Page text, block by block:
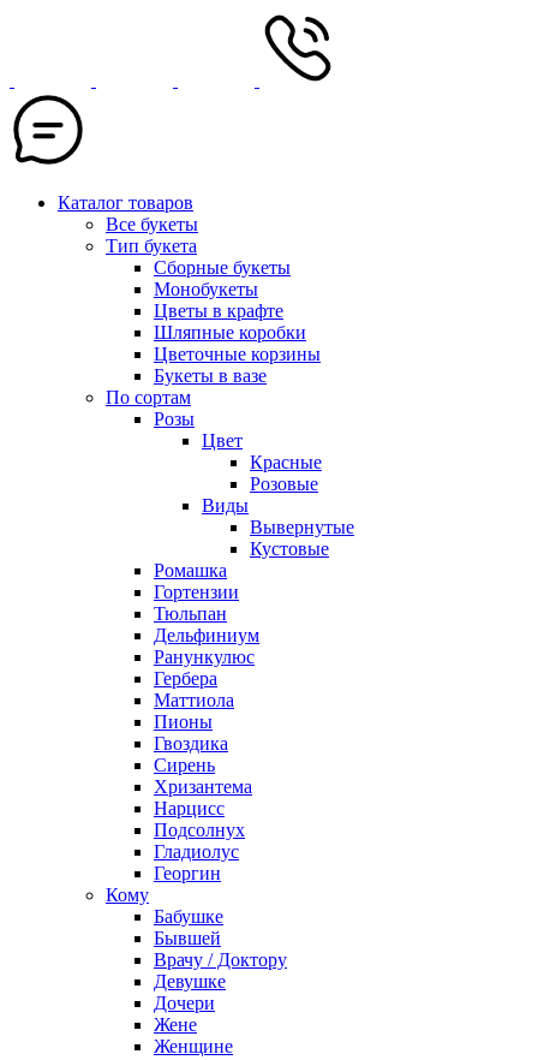
Каталог товаров
Все букеты
Тип букета
Сборные букеты
Монобукеты
Цветы в крафте
Шляпные коробки
Цветочные корзины
Букеты в вазе
По сортам
Розы
Цвет
Красные
Розовые
Виды
Вывернутые
Кустовые
Ромашка
Гортензии
Тюльпан
Дельфиниум
Ранункулюс
Гербера
Маттиола
Пионы
Гвоздика
Сирень
Хризантема
Нарцисс
Подсолнух
Гладиолус
Георгин
Кому
Бабушке
Бывшей
Врачу / Доктору
Девушке
Дочери
Жене
Женщине